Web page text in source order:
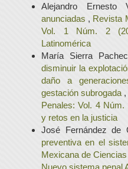
Alejandro Ernesto
anunciadas , Revista
Vol. 1 Núm. 2
Latinomérica
María Sierra
disminuir la
daño a
gestación subrogada ,
Penales: Vol. 4
y retos en la justicia
José Fernández de
preventiva en el
Mexicana de
Nuevo sistema penal